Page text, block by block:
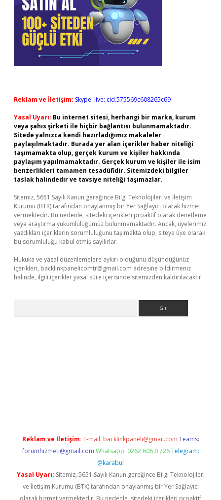
Reklam ve İletişim: Skype: live:.cid.575569c608265c69
Yasal Uyarı: Bu internet sitesi, herhangi bir marka, kurum
veya şahıs şirketi ile hiçbir bağlantısı bulunmamaktadır.
Sitede yalnızca kendi hazırladığımız makaleler
paylaşılmaktadır. Burada yer alan içerikler haber niteliği
taşımamakta olup, gerçek kurum ve kişiler hakkında
paylaşım yapılmamaktadır. Gerçek kurum ve kişiler ile isim
benzerlikleri tamamen tesadüfidir. Sitemizdeki bilgiler
taslak halindedir ve tavsiye niteliği taşımazlar.
Sitemiz, 5651 Sayılı Kanun gereğince Bilgi Teknolojileri ve İletişim
Kurumu (BTK) tarafından onaylanmış bir Yer Sağlayıcı olarak hizmet
vermektedir. Bu nedenle, sitedeki içerikleri proaktif olarak denetleme
veya araştırma yükümlülüğümüz bulunmamaktadır. Ancak, üyelerimiz
yazdıkları içeriklerin sorumluluğunu taşımakta olup, siteye üye olarak
bu sorumluluğu kabul etmiş sayılırlar.
Hukuka ve yasal düzenlemelere aykırı olduğunu düşündüğünüz
içerikleri, backlinkpanelicomtr@gmail.com adresine bildirmeniz
halinde, ilgili içerikler yasal süre içerisinde sitemizden kaldırılacaktır.
Reklam ve İletişim: E-mail: backlinkpaneli@gmail.com Teams:
forumhizmeti@gmail.com Whatsapp: 0262 606 0 726 Telegram:
@karabul
Yasal Uyarı: Sitemiz, 5651 Sayılı Kanun gereğince Bilgi Teknolojileri
ve İletişim Kurumu (BTK) tarafından onaylanmış bir Yer Sağlayıcı
olarak hizmet vermektedir. Bu nedenle, sitedeki içerikleri proaktif